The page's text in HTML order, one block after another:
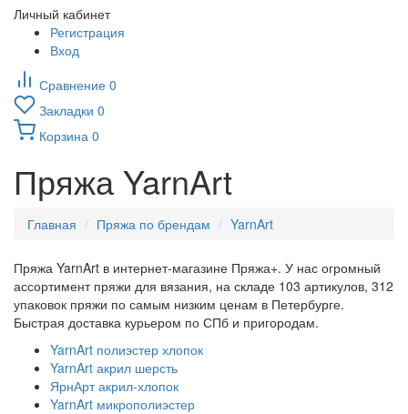
Личный кабинет
Регистрация
Вход
Сравнение 0
Закладки 0
Корзина 0
Пряжа YarnArt
Главная Пряжа по брендам YarnArt
Пряжа YarnArt в интернет-магазине Пряжа+. У нас огромный
ассортимент пряжи для вязания, на складе 103 артикулов, 312
упаковок пряжи по самым низким ценам в Петербурге.
Быстрая доставка курьером по СПб и пригородам.
YarnArt полиэстер хлопок
YarnArt акрил шерсть
ЯрнАрт акрил-хлопок
YarnArt микрополиэстер